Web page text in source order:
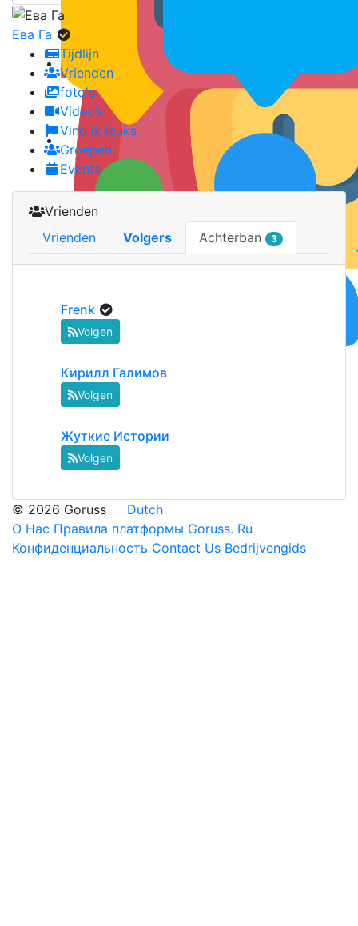
Ева Га
Tijdlijn
Vrienden
foto's
Video’s
Vind ik leuks
Groepen
Events
Vrienden
Vrienden
Volgers Achterban 3
Frenk
Volgen
Кирилл Галимов
Volgen
Жуткие Истории
Volgen
© 2026 Goruss
Dutch
О Нас Правила платформы Goruss. Ru
Конфиденциальность Contact Us Bedrijvengids